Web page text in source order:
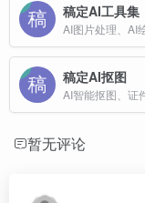
稿定AI工具集
稿定AI抠图
暂无评论